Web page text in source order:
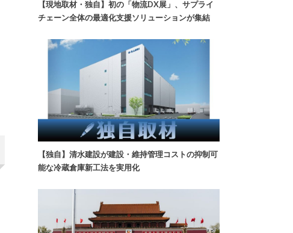
【現地取材・独自】初の「物流DX展」、サプライ
チェーン全体の最適化支援ソリューションが集結
【独自】清水建設が建設・維持管理コストの抑制可
能な冷蔵倉庫新工法を実用化